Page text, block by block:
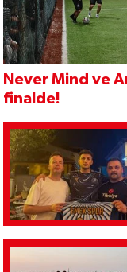
Never Mind ve
finalde!